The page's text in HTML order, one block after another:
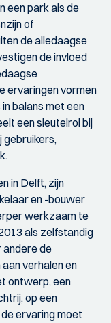
een park als de
of
de alledaagse
de invloed
ervaringen vormen
balans met een
een sleutelrol bij
gebruikers,
in Delft, zijn
en -bouwer
werkzaam te
als zelfstandig
de
verhalen en
ontwerp, een
op een
ervaring moet